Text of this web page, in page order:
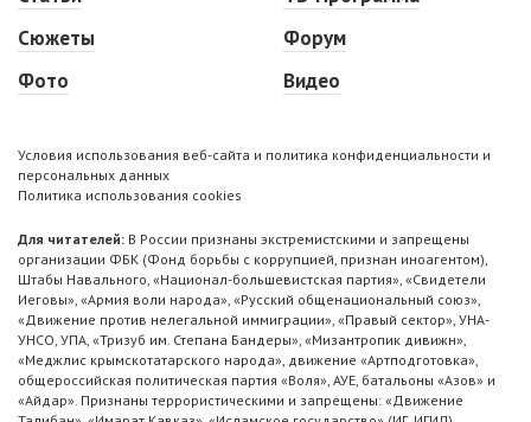
Сюжеты
Фото
Форум
Видео
Условия использования веб-сайта и политика конфиденциальности и
персональных данных
Политика использования cookies
Для читателей: В России признаны экстремистскими и запрещены
организации ФБК (Фонд борьбы с коррупцией, признан иноагентом),
Штабы Навального, «Национал-большевистская партия», «Свидетели
Иеговы», «Армия воли народа», «Русский общенациональный союз»,
«Движение против нелегальной иммиграции», «Правый сектор», УНА-
УНСО, УПА, «Тризуб им. Степана Бандеры», «Мизантропик дивижн»,
«Меджлис крымскотатарского народа», движение «Артподготовка»,
общероссийская политическая партия «Воля», АУЕ, батальоны «Азов» и
«Айдар». Признаны террористическими и запрещены: «Движение